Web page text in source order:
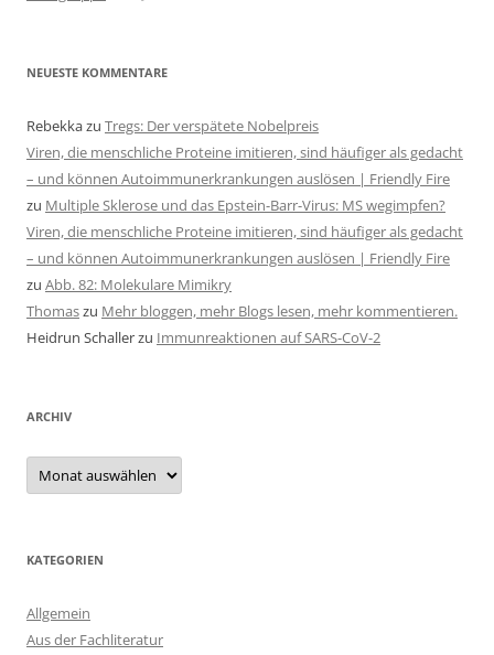
NEUESTE KOMMENTARE
Rebekkazu Tregs: Der verspätete Nobelpreis
Viren, die menschliche Proteine imitieren, sind häufiger als gedacht
– und können Autoimmunerkrankungen auslösen | Friendly Fire
zu Multiple Sklerose und das Epstein-Barr-Virus: MS wegimpfen?
Viren, die menschliche Proteine imitieren, sind häufiger als gedacht
– und können Autoimmunerkrankungen auslösen | Friendly Fire
zu Abb. 82: Molekulare Mimikry
Thomaszu Mehr bloggen, mehr Blogs lesen, mehr kommentieren.
Heidrun Schallerzu Immunreaktionen auf SARS-CoV-2
ARCHIV
Archiv
KATEGORIEN
Allgemein
Aus der Fachliteratur